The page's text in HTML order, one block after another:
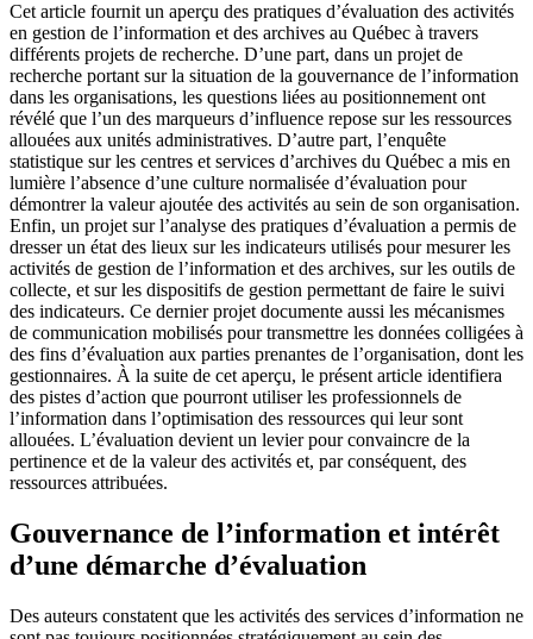
Cet article fournit un aperçu des pratiques d’évaluation des activités
en gestion de l’information et des archives au Québec à travers
différents projets de recherche. D’une part, dans un projet de
recherche portant sur la situation de la gouvernance de l’information
dans les organisations, les questions liées au positionnement ont
révélé que l’un des marqueurs d’influence repose sur les ressources
allouées aux unités administratives. D’autre part, l’enquête
statistique sur les centres et services d’archives du Québec a mis en
lumière l’absence d’une culture normalisée d’évaluation pour
démontrer la valeur ajoutée des activités au sein de son organisation.
Enfin, un projet sur l’analyse des pratiques d’évaluation a permis de
dresser un état des lieux sur les indicateurs utilisés pour mesurer les
activités de gestion de l’information et des archives, sur les outils de
collecte, et sur les dispositifs de gestion permettant de faire le suivi
des indicateurs. Ce dernier projet documente aussi les mécanismes
de communication mobilisés pour transmettre les données colligées à
des fins d’évaluation aux parties prenantes de l’organisation, dont les
gestionnaires. À la suite de cet aperçu, le présent article identifiera
des pistes d’action que pourront utiliser les professionnels de
l’information dans l’optimisation des ressources qui leur sont
allouées. L’évaluation devient un levier pour convaincre de la
pertinence et de la valeur des activités et, par conséquent, des
ressources attribuées.
Gouvernance de l’information et intérêt
d’une démarche d’évaluation
Des auteurs constatent que les activités des services d’information ne